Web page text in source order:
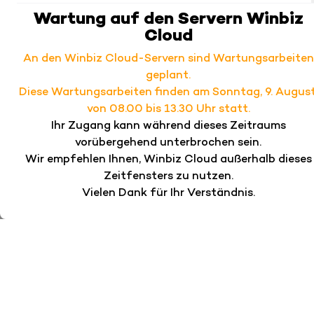
Wartung auf den Servern Winbiz
Cloud
An den Winbiz Cloud-Servern sind Wartungsarbeiten
geplant.
Diese Wartungsarbeiten finden am Sonntag, 9.
von 08.00 bis 13.30 Uhr statt.
Ihr Zugang kann während dieses Zeitraums
vorübergehend unterbrochen sein.
Wir empfehlen Ihnen, Winbiz Cloud außerhalb dieses
Zeitfensters zu nutzen.
Vielen Dank für Ihr Verständnis.